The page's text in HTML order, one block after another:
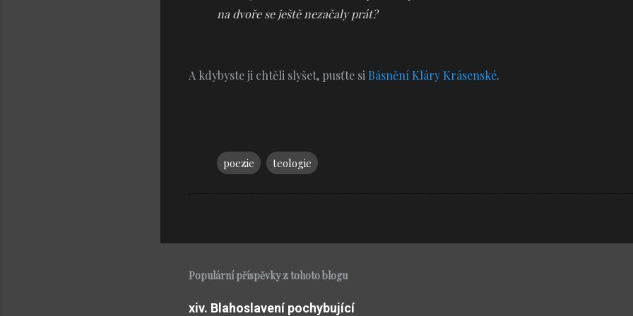
na dvoře se ještě nezačaly prát?
A kdybyste ji chtěli slyšet, pusťte si Básnění Kláry Krásenské.
poezie teologie
Populární příspěvky z tohoto blogu
xiv. Blahoslavení pochybující